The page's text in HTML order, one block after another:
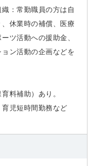
：常勤職員の方は自
休業時の補償、医療
ツ活動への援助金、
ン活動の企画などを
料補助）あり。
児短時間勤務など